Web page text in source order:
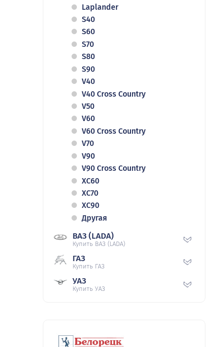
Laplander
S40
S60
S70
S80
S90
V40
V40 Cross Country
V50
V60
V60 Cross Country
V70
V90
V90 Cross Country
XC60
XC70
XC90
Другая
ВАЗ (LADA)
Купить ВАЗ (LADA)
ГАЗ
Купить ГАЗ
УАЗ
Купить УАЗ